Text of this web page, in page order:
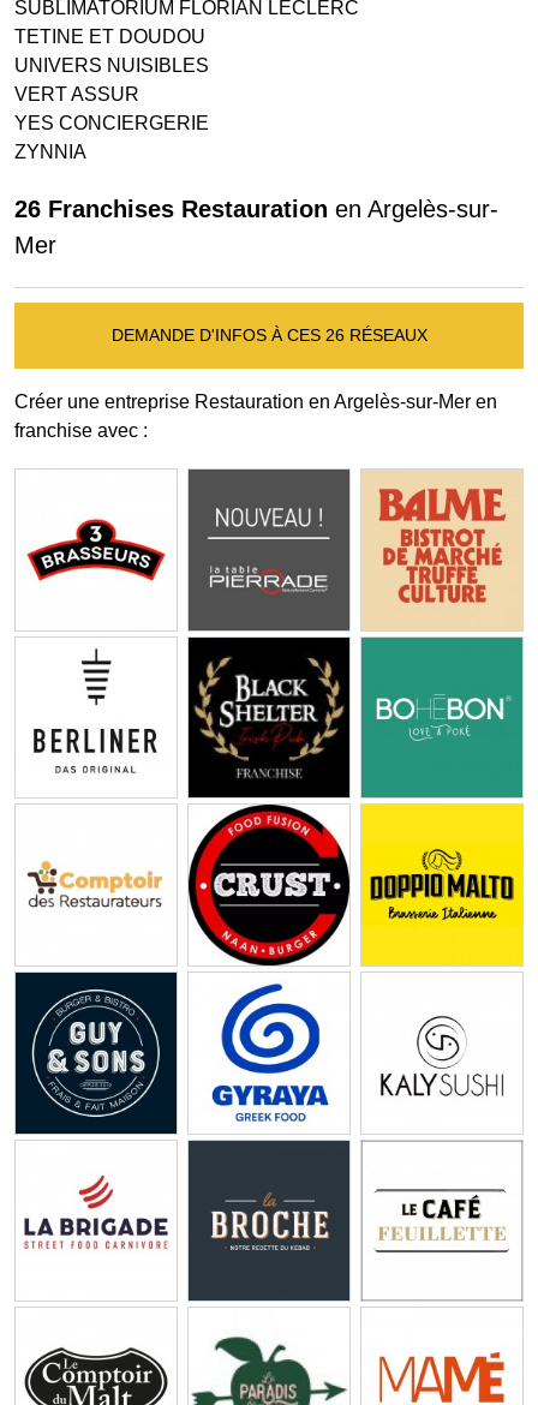
SUBLIMATORIUM FLORIAN LECLERC
TETINE ET DOUDOU
UNIVERS NUISIBLES
VERT ASSUR
YES CONCIERGERIE
ZYNNIA
26 Franchises Restauration en Argelès-sur-
Mer
DEMANDE D'INFOS À CES 26 RÉSEAUX
Créer une entreprise Restauration en Argelès-sur-Mer en
franchise avec :